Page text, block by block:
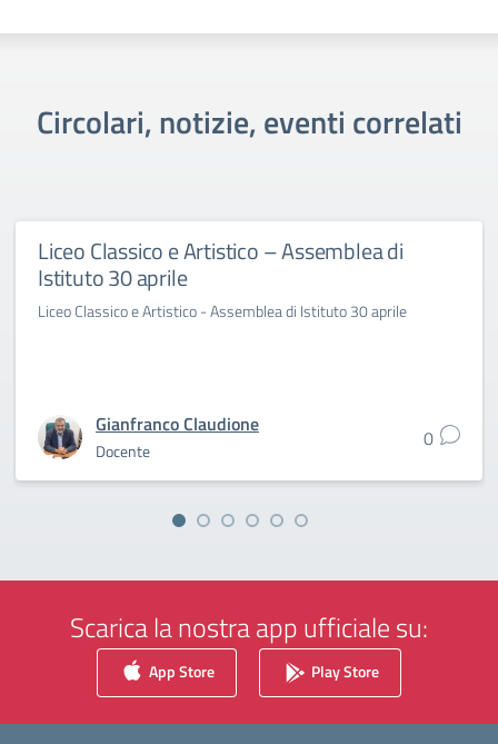
Circolari, notizie, eventi correlati
Liceo Classico e Artistico – Assemblea di
Istituto 30 aprile
Liceo Classico e Artistico - Assemblea di Istituto 30 aprile
Gianfranco Claudione
Docente 0
Scarica la nostra app ufficiale su:
App Store Play Store